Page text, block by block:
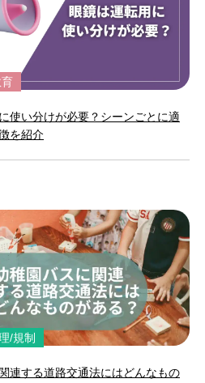
使い分けが必要？シーンごとに適
を紹介
/規制
連する道路交通法にはどんなもの